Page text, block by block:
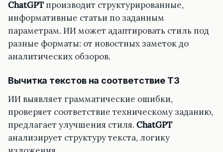
ChatGPTпроизводит структурированные,
информативные статьи по заданным
параметрам. ИИ может адаптировать стиль под
разные форматы: от новостных заметок до
аналитических обзоров.
Вычитка текстов на соответствие ТЗ
ИИ выявляет грамматические ошибки,
проверяет соответствие техническому заданию,
предлагает улучшения стиля. ChatGPT
анализирует структуру текста, логику